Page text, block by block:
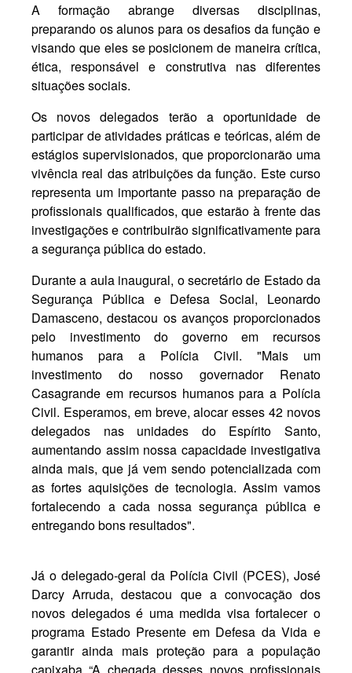
A formação abrange diversas disciplinas,
preparando os alunos para os desafios da função e
visando que eles se posicionem de maneira crítica,
ética, responsável e construtiva nas diferentes
situações sociais.
Os novos delegados terão a oportunidade de
participar de atividades práticas e teóricas, além de
estágios supervisionados, que proporcionarão uma
vivência real das atribuições da função. Este curso
representa um importante passo na preparação de
profissionais qualificados, que estarão à frente das
investigações e contribuirão significativamente para
a segurança pública do estado.
Durante a aula inaugural, o secretário de Estado da
Segurança Pública e Defesa Social, Leonardo
Damasceno, destacou os avanços proporcionados
pelo investimento do governo em recursos
humanos para a Polícia Civil. "Mais um
investimento do nosso governador Renato
Casagrande em recursos humanos para a Polícia
Civil. Esperamos, em breve, alocar esses 42 novos
delegados nas unidades do Espírito Santo,
aumentando assim nossa capacidade investigativa
ainda mais, que já vem sendo potencializada com
as fortes aquisições de tecnologia. Assim vamos
fortalecendo a cada nossa segurança pública e
entregando bons resultados".
Já o delegado-geral da Polícia Civil (PCES), José
Darcy Arruda, destacou que a convocação dos
novos delegados é uma medida visa fortalecer o
programa Estado Presente em Defesa da Vida e
garantir ainda mais proteção para a população